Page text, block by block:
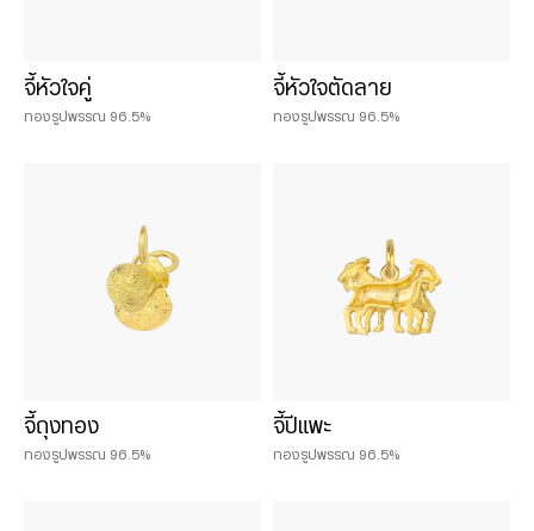
จี้หัวใจคู่
ทองรูปพรรณ 96.5%
จี้หัวใจตัดลาย
ทองรูปพรรณ 96.5%
จี้ถุงทอง
ทองรูปพรรณ 96.5%
จี้ปีแพะ
ทองรูปพรรณ 96.5%